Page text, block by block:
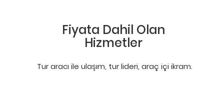
Fiyata Dahil Olan
Hizmetler
Tur aracı ile ulaşım, tur lideri, araç içi ikram.